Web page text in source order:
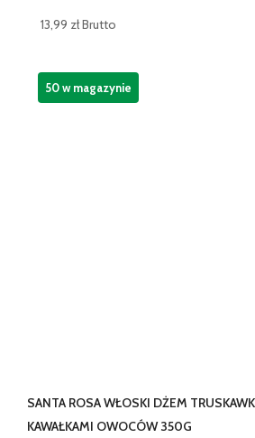
13,99 złBrutto
SANTA ROSA WŁOSKI DŻEM
KAWAŁKAMI OWOCÓW 350G
50 w magazynie